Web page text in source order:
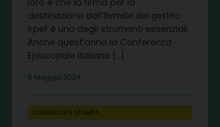
destinazione dell’8xmille del gettito
Irpef è uno degli strumenti essenziali.
Anche quest’anno la Conferenza
Episcopale Italiana […]
5 Maggio 2024
COMUNICATI STAMPA